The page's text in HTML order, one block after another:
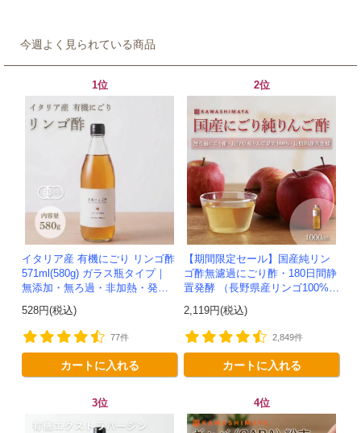
今週よく見られている商品
1位
イタリア産 有機にごり リンゴ酢
571ml(580g) ガラス瓶タイプ｜
無添加・無ろ過・非加熱・発酵
助剤不使用のアップルサイダー
ビネガー -かわしま屋-
528円(税込)
77件
カートに入れる
2位
【期間限定セール】国産純リン
ゴ酢無濾過にごり酢・180日間静
置発酵 （長野県産リンゴ100%）
-1000ml-かわしま屋-
2,119円(税込)
2,849件
カートに入れる
3位 4位